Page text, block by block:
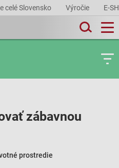
celé Slovensko Výročie E-
zábavnou
prostredie